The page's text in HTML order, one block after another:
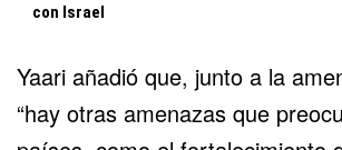
con Israel
Yaari añadió que, junto a la
“hay otras amenazas que